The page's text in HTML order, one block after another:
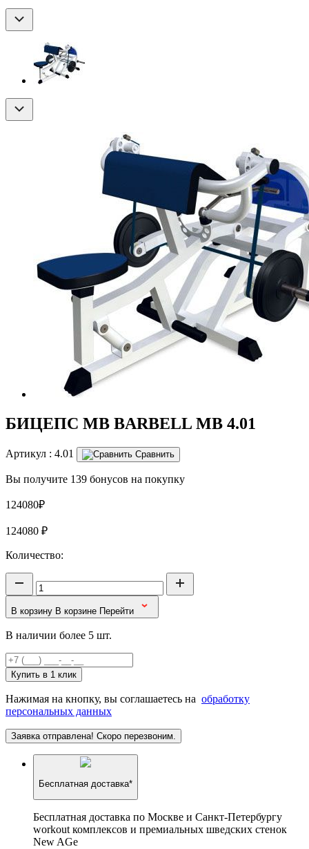
БИЦЕПС MB BARBELL MB 4.01
Артикул : 4.01 Сравнить
Вы получите 139 бонусов на покупку
124080₽
124080 ₽
Количество:
В корзину В корзине Перейти
В наличии более 5 шт.
Купить в 1 клик
Нажимая на кнопку, вы соглашаетесь на обработку
персональных данных
Заявка отправлена! Скоро перезвоним.
Бесплатная доставка*
Бесплатная доставка по Москве и Санкт-Петербургу
workout комплексов и премиальных шведских стенок
New AGe